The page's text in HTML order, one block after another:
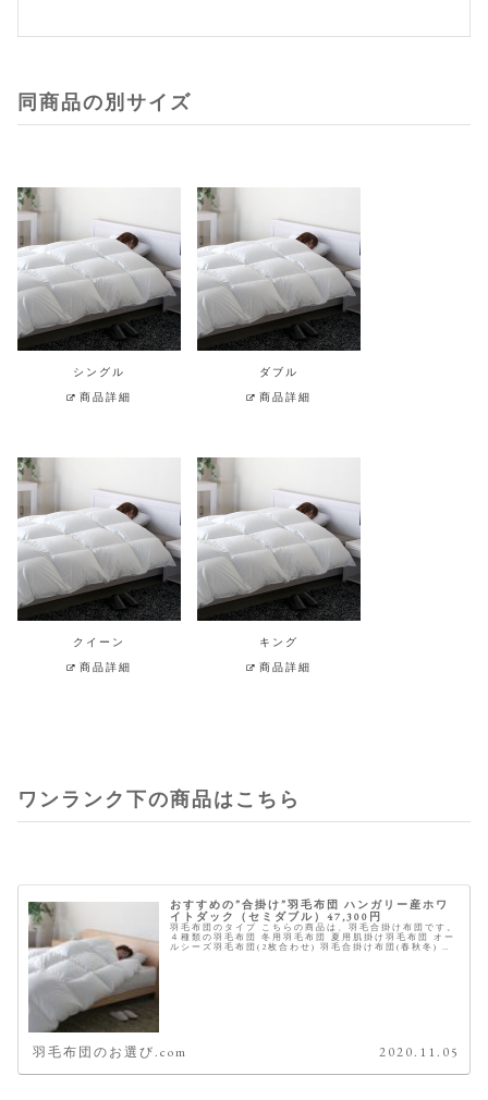
同商品の別サイズ
シングル
商品詳細
ダブル
商品詳細
クイーン
商品詳細
キング
商品詳細
ワンランク下の商品はこちら
おすすめの”合掛け”羽毛布団 ハンガリー産ホワ
イトダック（セミダブル）47,300円
羽毛布団のタイプ こちらの商品は、羽毛合掛け布団です。
４種類の羽毛布団 冬用羽毛布団 夏用肌掛け羽毛布団 オー
ルシーズ羽毛布団(2枚合わせ) 羽毛合掛け布団(春秋冬) 商
羽毛布団のお選び.com 2020.11.05